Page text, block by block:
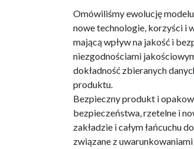
Omówiliśmy ewolucję
nowe technologie, korzyści i
mającą wpływ na jakość i
niezgodnościami
dokładność zbieranych
produktu.
Bezpieczny produkt i
bezpieczeństwa, rzetelne i
zakładzie i całym łańcuchu
związane z